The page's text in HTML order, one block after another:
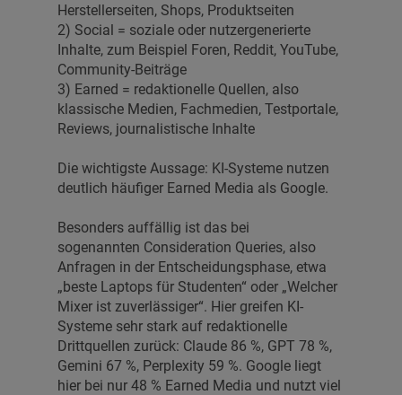
Herstellerseiten, Shops, Produktseiten
2) Social = soziale oder nutzergenerierte
Inhalte, zum Beispiel Foren, Reddit, YouTube,
Community-Beiträge
3) Earned = redaktionelle Quellen, also
klassische Medien, Fachmedien, Testportale,
Reviews, journalistische Inhalte
Die wichtigste Aussage: KI-Systeme nutzen
deutlich häufiger Earned Media als Google.
Besonders auffällig ist das bei
sogenannten Consideration Queries, also
Anfragen in der Entscheidungsphase, etwa
„beste Laptops für Studenten“ oder „Welcher
Mixer ist zuverlässiger“. Hier greifen KI-
Systeme sehr stark auf redaktionelle
Drittquellen zurück: Claude 86 %, GPT 78 %,
Gemini 67 %, Perplexity 59 %. Google liegt
hier bei nur 48 % Earned Media und nutzt viel